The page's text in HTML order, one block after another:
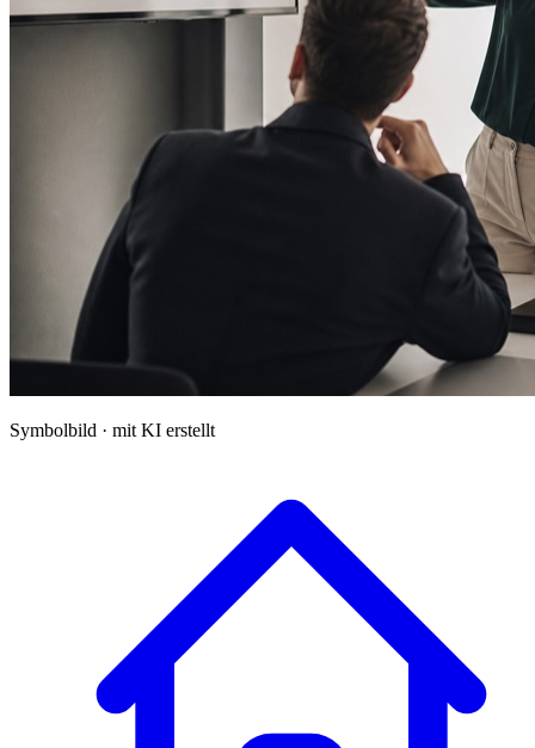
Symbolbild · mit KI erstellt